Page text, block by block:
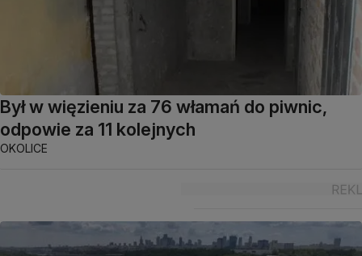
Był w więzieniu za 76 włamań do piwnic,
odpowie za 11 kolejnych
OKOLICE